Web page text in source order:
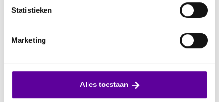
Statistieken
Marketing
Alles toestaan